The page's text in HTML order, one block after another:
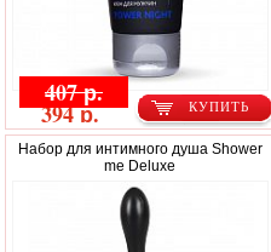
КУПИТЬ
407 р.
394 р.
Набор для интимного душа Shower
me Deluxe